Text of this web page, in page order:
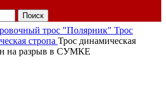
Поиск
трос "Полярник" Трос
стропа Трос динамическая
на разрыв в СУМКЕ